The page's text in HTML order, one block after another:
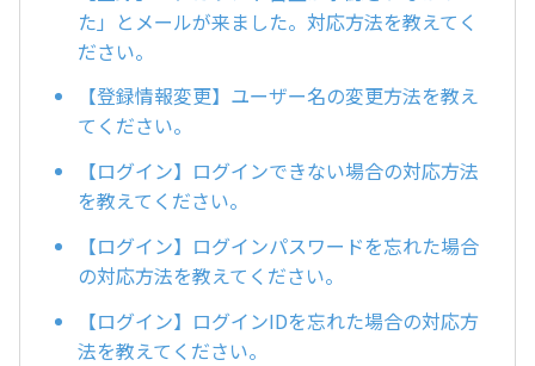
た」とメールが来ました。対応方法を教えてく
ださい。
【登録情報変更】ユーザー名の変更方法を教え
てください。
【ログイン】ログインできない場合の対応方法
を教えてください。
【ログイン】ログインパスワードを忘れた場合
の対応方法を教えてください。
【ログイン】ログインIDを忘れた場合の対応方
法を教えてください。